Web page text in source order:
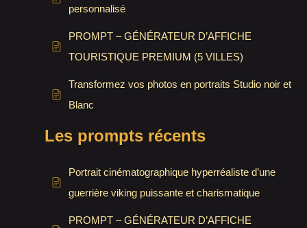
personnalisé
PROMPT – GÉNÉRATEUR D’AFFICHE
TOURISTIQUE PREMIUM (5 VILLES)
Transformez vos photos en portraits Studio noir et
Blanc
Les prompts récents
Portrait cinématographique hyperréaliste d’une
guerrière viking puissante et charismatique
PROMPT – GÉNÉRATEUR D’AFFICHE